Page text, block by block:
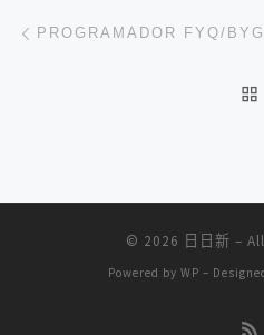
文章导航
PROGRAMADOR FYQ/
© 2026 日日新 –
Powered by WP –